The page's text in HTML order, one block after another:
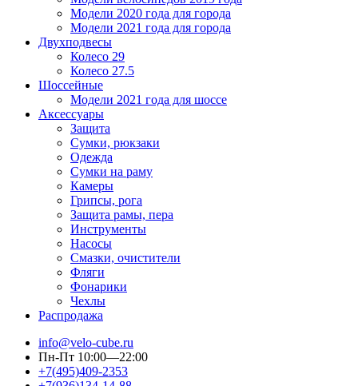
Модели 2020 года для города
Модели 2021 года для города
Двухподвесы
Колесо 29
Колесо 27.5
Шоссейные
Модели 2021 года для шоссе
Аксессуары
Защита
Сумки, рюкзаки
Одежда
Сумки на раму
Камеры
Грипсы, рога
Защита рамы, пера
Инструменты
Насосы
Смазки, очистители
Фляги
Фонарики
Чехлы
Распродажа
info@velo-cube.ru
Пн-Пт 10:00—22:00
+7(495)409-2353